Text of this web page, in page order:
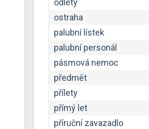
odlety
ostraha
palubní lístek
palubní personál
pásmová nemoc
předmět
přílety
přímý let
příruční zavazadlo